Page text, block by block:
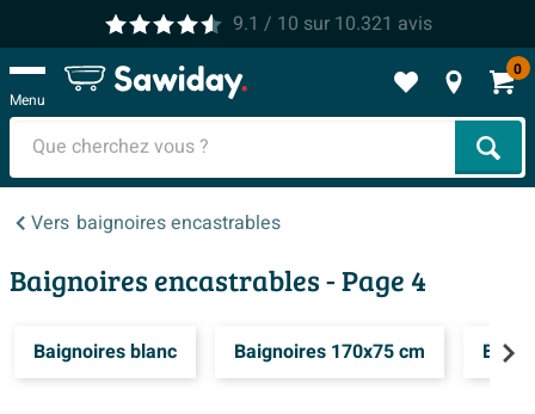
9.1 / 10 sur 10.321 avis
Menu
0
Vers baignoires encastrables
Baignoires encastrables- Page 4
Baignoires blanc Baignoires 170x75 cm